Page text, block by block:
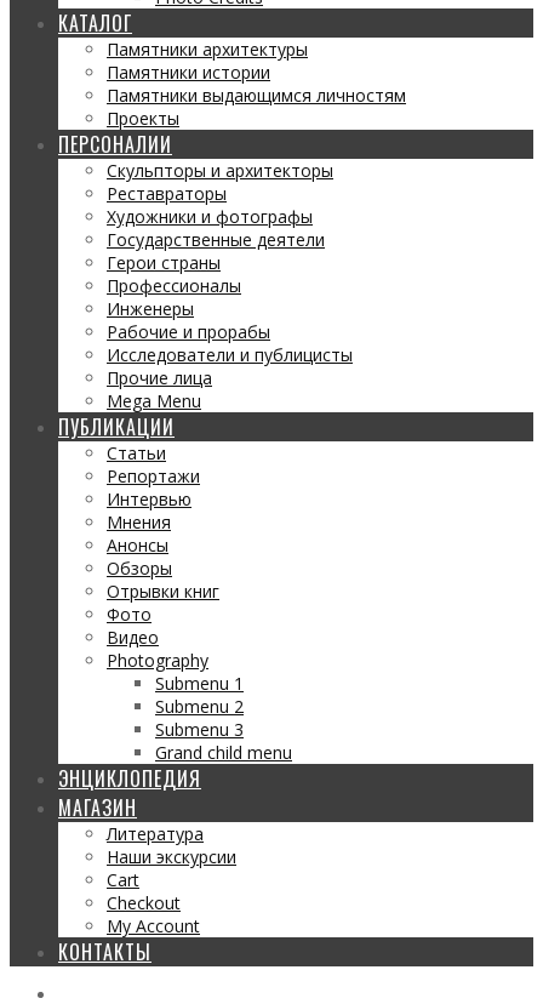
КАТАЛОГ
Памятники архитектуры
Памятники истории
Памятники выдающимся личностям
Проекты
ПЕРСОНАЛИИ
Скульпторы и архитекторы
Реставраторы
Художники и фотографы
Государственные деятели
Герои страны
Профессионалы
Инженеры
Рабочие и прорабы
Исследователи и публицисты
Прочие лица
Mega Menu
ПУБЛИКАЦИИ
Статьи
Репортажи
Интервью
Мнения
Анонсы
Обзоры
Отрывки книг
Фото
Видео
Photography
Submenu 1
Submenu 2
Submenu 3
Grand child menu
ЭНЦИКЛОПЕДИЯ
МАГАЗИН
Литература
Наши экскурсии
Cart
Checkout
My Account
КОНТАКТЫ